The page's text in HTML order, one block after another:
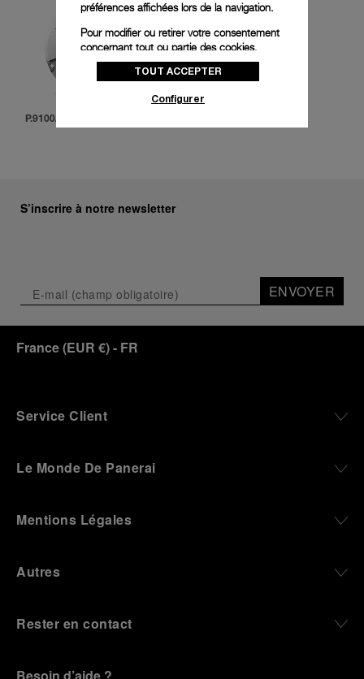
P.9100/R
S’inscrire à notre newsletter
ENVOYER
France(EUR €)- FR
Service Client
Le Monde De Panerai
Mentions Légales
Autres
Rester en contact
préférences affichées lors de la navigation.
Pour modifier ou retirer votre consentement
concernant tout ou partie des cookies,
cliquez sur « Configurer » ou consultez notre
politique des cookiespour obtenir plus
donnez votre consentement pour l’utilisation
TOUT ACCEPTER
Configurer